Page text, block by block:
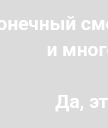
и
Да,